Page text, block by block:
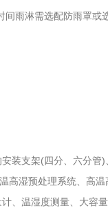
雨淋需选配防雨罩或
支架(四分、六分管)
湿预处理系统、高温
温湿度测量、大容量